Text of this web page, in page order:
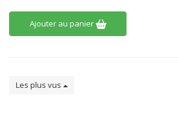
Ajouter au panier
Les plus vus